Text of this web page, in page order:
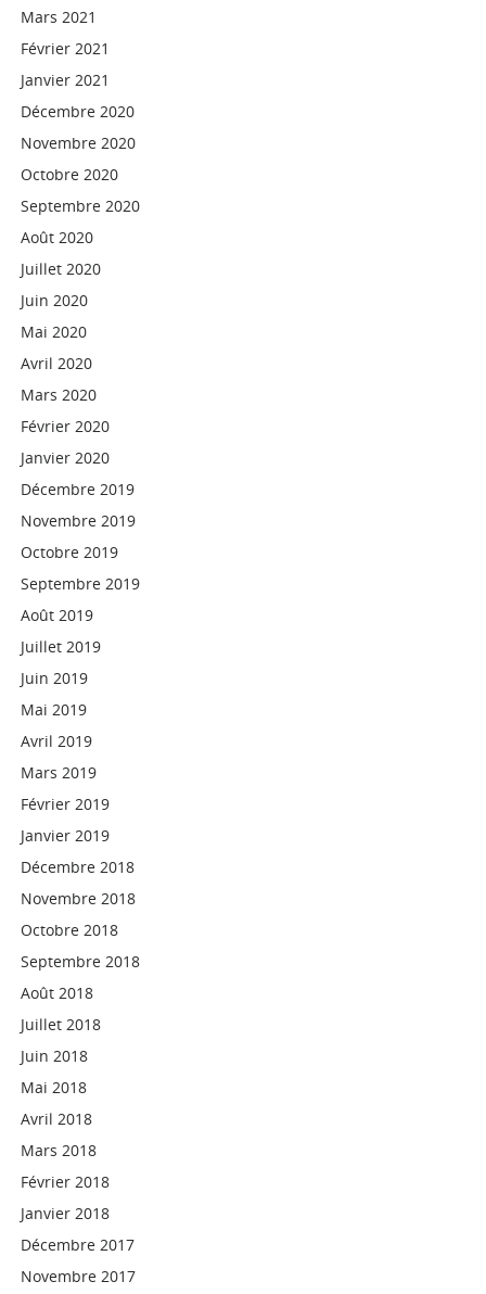
Mars 2021
Février 2021
Janvier 2021
Décembre 2020
Novembre 2020
Octobre 2020
Septembre 2020
Août 2020
Juillet 2020
Juin 2020
Mai 2020
Avril 2020
Mars 2020
Février 2020
Janvier 2020
Décembre 2019
Novembre 2019
Octobre 2019
Septembre 2019
Août 2019
Juillet 2019
Juin 2019
Mai 2019
Avril 2019
Mars 2019
Février 2019
Janvier 2019
Décembre 2018
Novembre 2018
Octobre 2018
Septembre 2018
Août 2018
Juillet 2018
Juin 2018
Mai 2018
Avril 2018
Mars 2018
Février 2018
Janvier 2018
Décembre 2017
Novembre 2017